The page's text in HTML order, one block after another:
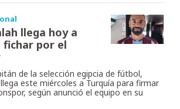
llega hoy a
fichar por el
de la selección egipcia de fútbol,
este miércoles a Turquía para firmar
según anunció el equipo en su